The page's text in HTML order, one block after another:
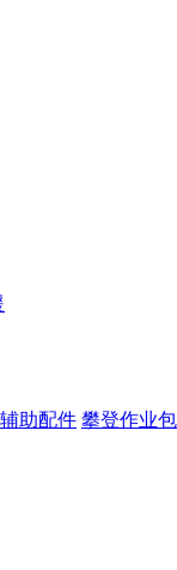
辅助配件 攀登作业包